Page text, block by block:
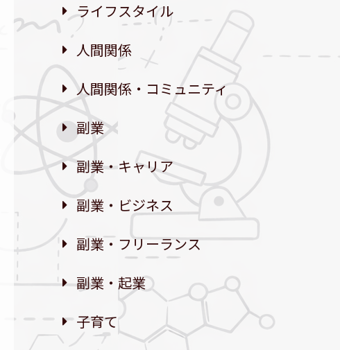
ライフスタイル
人間関係
人間関係・コミュニティ
副業
副業・キャリア
副業・ビジネス
副業・フリーランス
副業・起業
子育て